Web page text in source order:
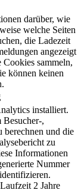
darüber, wie
welche Seiten
die Ladezeit
angezeigt
sammeln,
können keinen
installiert.
,
berechnen und die
zu
Informationen
Nummer
Laufzeit 2 Jahre